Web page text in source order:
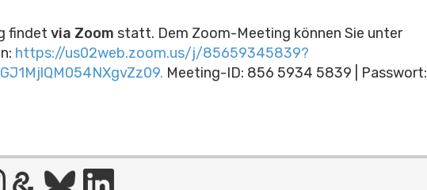
findet via Zoom statt. Dem Zoom-Meeting können Sie unter
https://us02web.zoom.us/j/85659345839?
Meeting-ID: 856 5934 5839 | Passwort: